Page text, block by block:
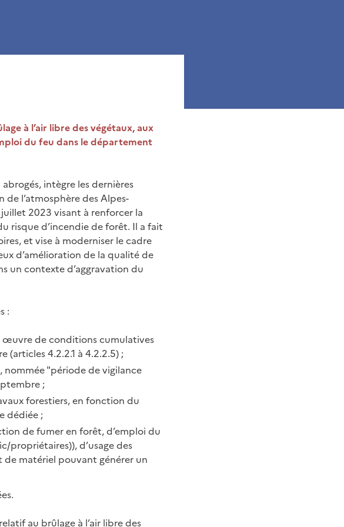
à l’air libre des végétaux, aux
du feu dans le département
intègre les dernières
l’atmosphère des Alpes-
2023 visant à renforcer la
risque d’incendie de forêt. Il a fait
et vise à moderniser le cadre
d’amélioration de la qualité de
un contexte d’aggravation du
:
œuvre de conditions cumulatives
(articles 4.2.2.1 à 4.2.2.5) ;
nommée "période de vigilance
;
forestiers, en fonction du
dédiée ;
de fumer en forêt, d’emploi du
propriétaires)), d’usage des
matériel pouvant générer un
au brûlage à l’air libre des